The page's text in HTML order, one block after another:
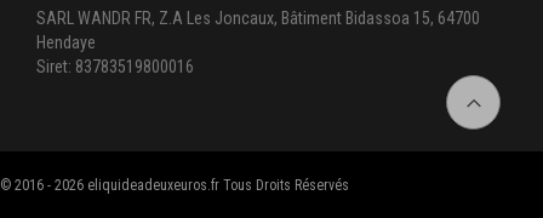
SARL WANDR FR, Z.A Les Joncaux, Bâtiment Bidassoa 15, 64700
Hendaye
Siret: 83783519800016
© 2016 - 2026 eliquideadeuxeuros.fr Tous Droits Réservés